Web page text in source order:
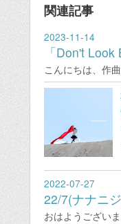
関連記事
2023-11-14
「Don't
こんにちは、作
2022-07-27
22/7(ナナニ
おはようござい